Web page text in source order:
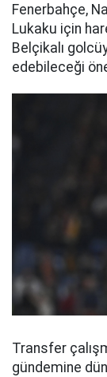
Fenerbahçe,
Lukaku için
Belçikalı
edebileceği
Transfer
gündemine